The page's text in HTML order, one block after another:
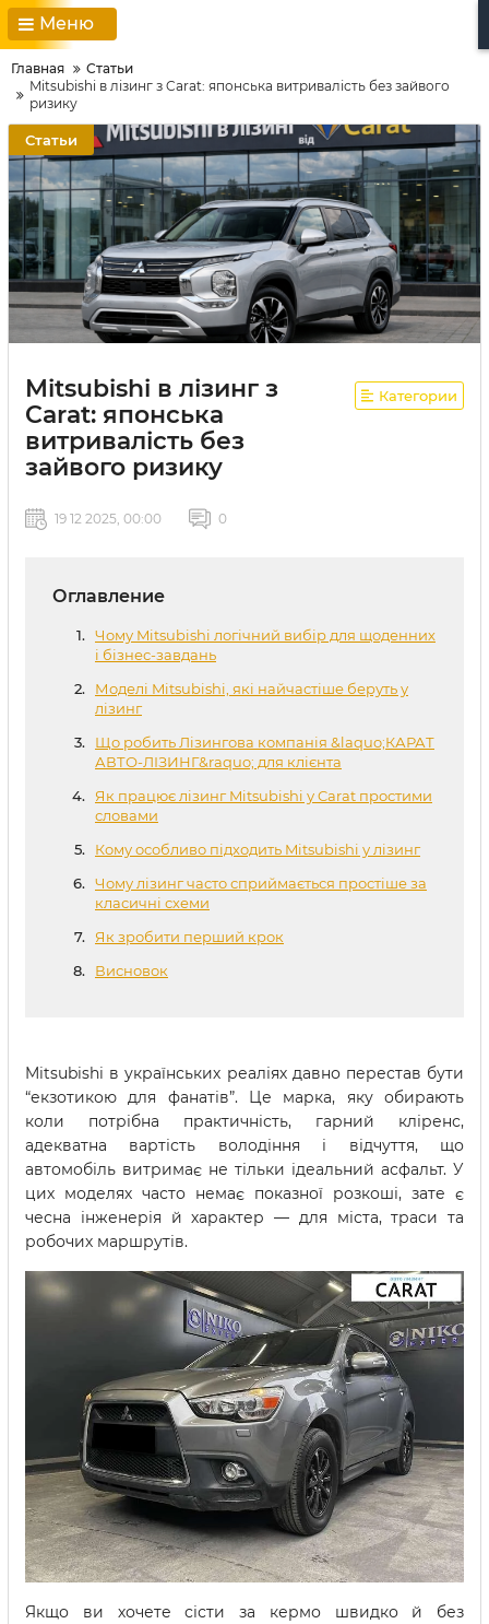
Меню
Главная
Статьи
Mitsubishi в лізинг з Carat: японська витривалість без зайвого
ризику
Статьи
Mitsubishi в лізинг з
Carat: японська
витривалість без
зайвого ризику
Категории
19 12 2025, 00:00 0
Оглавление
Чому Mitsubishi логічний вибір для щоденних
і бізнес-завдань
Моделі Mitsubishi, які найчастіше беруть у
лізинг
Що робить Лізингова компанія &laquo;КАРАТ
АВТО-ЛІЗИНГ&raquo; для клієнта
Як працює лізинг Mitsubishi у Carat простими
словами
Кому особливо підходить Mitsubishi у лізинг
Чому лізинг часто сприймається простіше за
класичні схеми
Як зробити перший крок
Висновок
Mitsubishi в українських реаліях давно перестав бути
“екзотикою для фанатів”. Це марка, яку обирають
коли потрібна практичність, гарний кліренс,
адекватна вартість володіння і відчуття, що
автомобіль витримає не тільки ідеальний асфальт. У
цих моделях часто немає показної розкоші, зате є
чесна інженерія й характер — для міста, траси та
робочих маршрутів.
Якщо ви хочете сісти за кермо швидко й без